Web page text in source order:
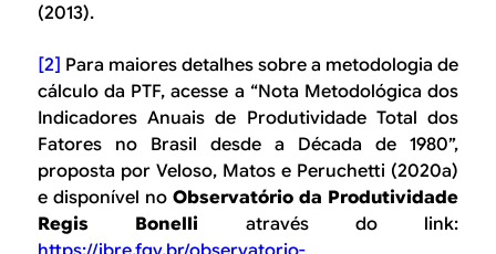
(2013).
[2] Para maiores detalhes sobre a metodologia de
cálculo da PTF, acesse a “Nota Metodológica dos
Indicadores Anuais de Produtividade Total dos
Fatores no Brasil desde a Década de 1980”,
proposta por Veloso, Matos e Peruchetti (2020a)
e disponível no Observatório da Produtividade
Regis Bonelli através do link: